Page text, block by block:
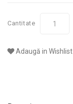
Cantitate
Adaugă in Wishlist